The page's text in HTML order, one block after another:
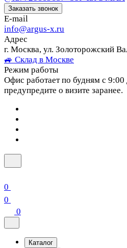
Заказать звонок
E-mail
info@argus-x.ru
Адрес
г. Москва, ул. Золоторожский
🚙 Склад в Москве
Режим работы
Офис работает по будням с
предупредите о визите заранее.
0
0
0
Каталог